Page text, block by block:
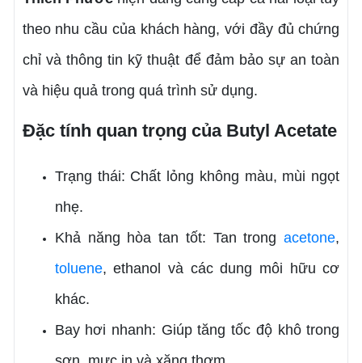
theo nhu cầu của khách hàng, với đầy đủ chứng
chỉ và thông tin kỹ thuật để đảm bảo sự an toàn
và hiệu quả trong quá trình sử dụng.
Đặc tính quan trọng của Butyl Acetate
Trạng thái: Chất lỏng không màu, mùi ngọt
nhẹ.
Khả năng hòa tan tốt: Tan trongacetone,
toluene, ethanol và các dung môi hữu cơ
khác.
Bay hơi nhanh: Giúp tăng tốc độ khô trong